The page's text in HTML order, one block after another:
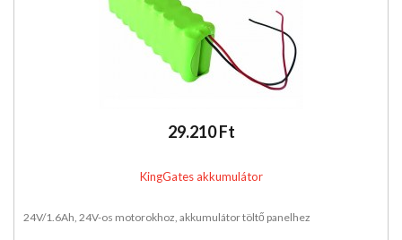
29.210 Ft
KingGates akkumulátor
24V/1.6Ah, 24V-os motorokhoz, akkumulátor töltő panelhez